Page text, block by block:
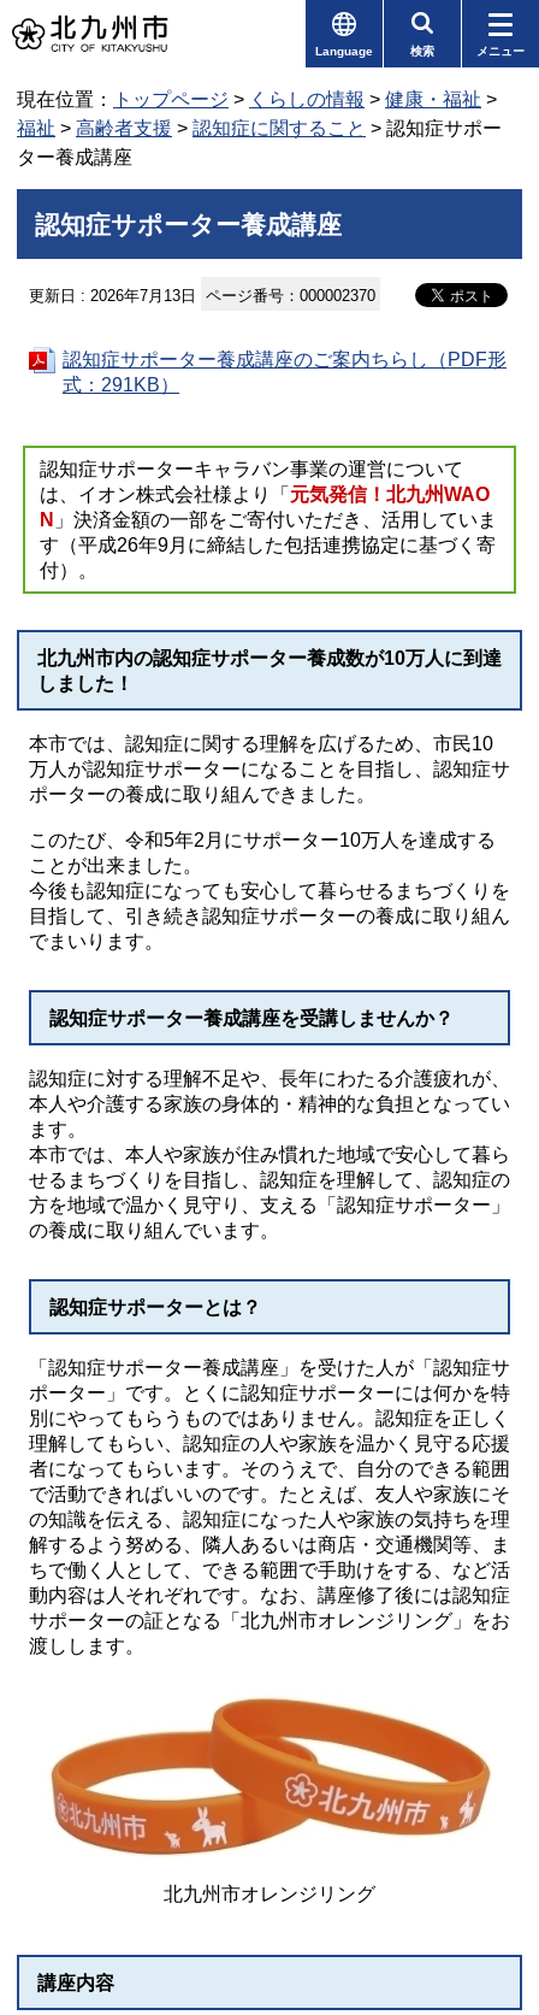
Language 検索 メニュー
現在位置： トップページ > くらしの情報 > 健康・福祉 >
福祉 > 高齢者支援 > 認知症に関すること > 認知症サポー
ター養成講座
認知症サポーター養成講座
更新日 : 2026年7月13日 ページ番号：000002370
認知症サポーター養成講座のご案内ちらし（PDF形
式：291KB）
認知症サポーターキャラバン事業の運営について
は、イオン株式会社様より「 元気発信！北九州WAO
N 」決済金額の一部をご寄付いただき、活用していま
す（平成26年9月に締結した包括連携協定に基づく寄
付）。
北九州市内の認知症サポーター養成数が10万人に到達
しました！
本市では、認知症に関する理解を広げるため、市民10
万人が認知症サポーターになることを目指し、認知症サ
ポーターの養成に取り組んできました。
このたび、令和5年2月にサポーター10万人を達成する
ことが出来ました。
今後も認知症になっても安心して暮らせるまちづくりを
目指して、引き続き認知症サポーターの養成に取り組ん
でまいります。
認知症サポーター養成講座を受講しませんか？
認知症に対する理解不足や、長年にわたる介護疲れが、
本人や介護する家族の身体的・精神的な負担となってい
ます。
本市では、本人や家族が住み慣れた地域で安心して暮ら
せるまちづくりを目指し、認知症を理解して、認知症の
方を地域で温かく見守り、支える「認知症サポーター」
の養成に取り組んでいます。
認知症サポーターとは？
「認知症サポーター養成講座」を受けた人が「認知症サ
ポーター」です。とくに認知症サポーターには何かを特
別にやってもらうものではありません。認知症を正しく
理解してもらい、認知症の人や家族を温かく見守る応援
者になってもらいます。そのうえで、自分のできる範囲
で活動できればいいのです。たとえば、友人や家族にそ
の知識を伝える、認知症になった人や家族の気持ちを理
解するよう努める、隣人あるいは商店・交通機関等、ま
ちで働く人として、できる範囲で手助けをする、など活
動内容は人それぞれです。なお、講座修了後には認知症
サポーターの証となる「北九州市オレンジリング」をお
渡しします。
北九州市オレンジリング
講座内容